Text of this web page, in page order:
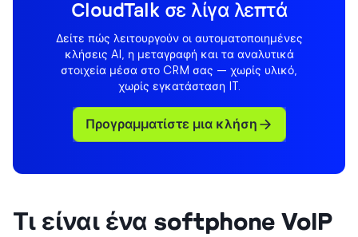
CloudTalk σε λίγα λεπτά
Δείτε πώς λειτουργούν οι αυτοματοποιημένες
κλήσεις AI, η μεταγραφή και τα αναλυτικά
στοιχεία μέσα στο CRM σας — χωρίς υλικό,
χωρίς εγκατάσταση IT.
Προγραμματίστε μια κλήση
Τι είναι ένα softphone VoIP